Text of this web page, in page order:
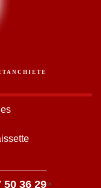
50 36 29>